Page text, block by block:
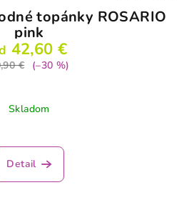
topánky ROSARIO
pink
42,60 €
€
(–30 %)
Skladom
Detail